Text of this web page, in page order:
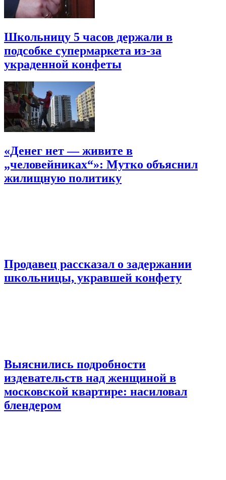
Школьницу 5 часов держали в
подсобке супермаркета из-за
украденной конфеты
«Денег нет — живите в
„человейниках“»: Мутко объяснил
жилищную политику
Продавец рассказал о задержании
школьницы, укравшей конфету
Выяснились подробности
издевательств над женщиной в
московской квартире: насиловал
блендером